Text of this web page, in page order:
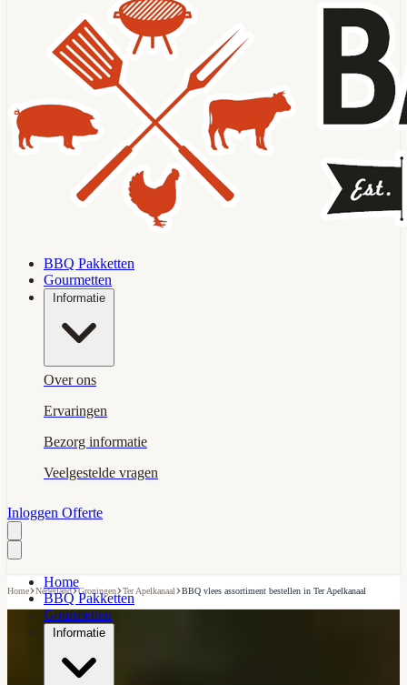
BBQ Pakketten
Gourmetten
Informatie
Over ons
Ervaringen
Bezorg informatie
Veelgestelde vragen
Inloggen Offerte
Home
BBQ Pakketten
Gourmetten
Informatie
Home›Nederland›Groningen›Ter Apelkanaal›BBQ vlees assortiment bestellen in Ter Apelkanaal